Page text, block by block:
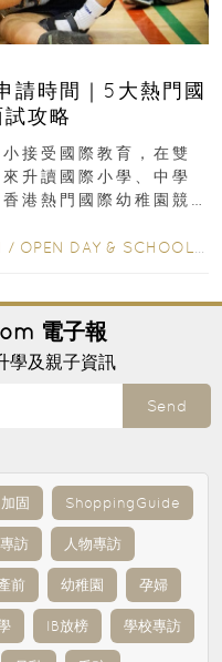
時間｜5大熱門國
攻略
接受國際教育，在雙
升讀國際小學、中學
港熱門國際幼稚園競
/ OPEN DAY & SCHOOL EVENTS
電子報
學及親子資訊
Send
加固 ShoppingGuide
訪 人物專訪
前 幼稚園 孕婦
IB放榜 學校專訪